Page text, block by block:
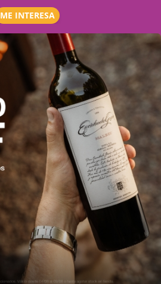
ME INTERESA